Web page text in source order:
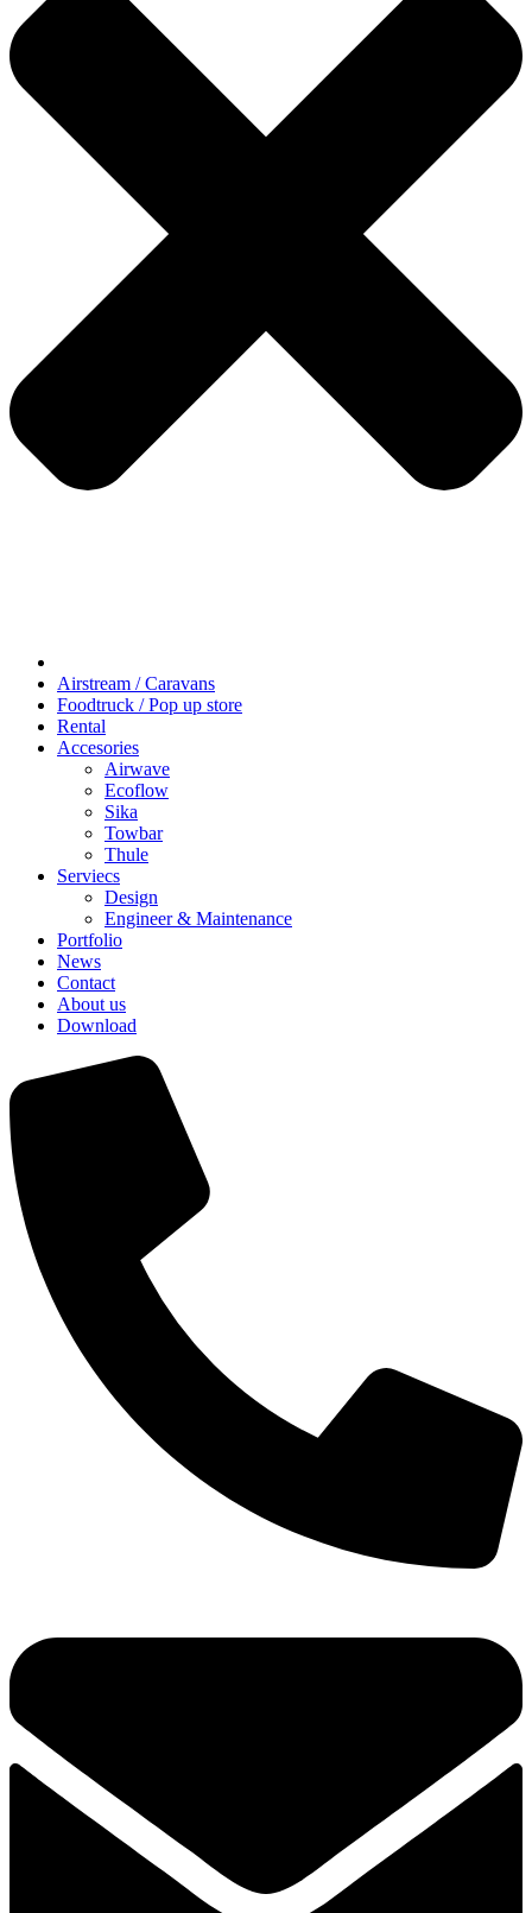
Airstream / Caravans
Foodtruck / Pop up store
Rental
Accesories
Airwave
Ecoflow
Sika
Towbar
Thule
Serviecs
Design
Engineer & Maintenance
Portfolio
News
Contact
About us
Download